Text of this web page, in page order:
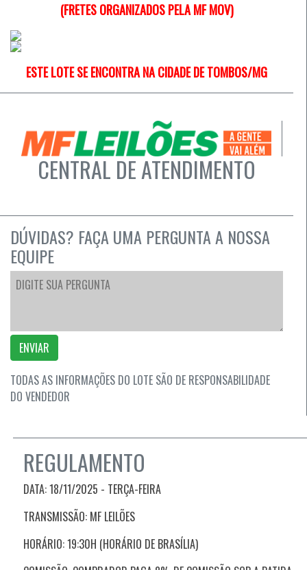
(FRETES ORGANIZADOS PELA MF MOV)
ESTE LOTE SE ENCONTRA NA CIDADE DE TOMBOS/MG
CENTRAL DE ATENDIMENTO
DÚVIDAS? FAÇA UMA PERGUNTA A NOSSA
EQUIPE
ENVIAR
TODAS AS INFORMAÇÕES DO LOTE SÃO DE RESPONSABILIDADE
DO VENDEDOR
REGULAMENTO
DATA: 18/11/2025 - TERÇA-FEIRA
TRANSMISSÃO: MF LEILÕES
HORÁRIO: 19:30H (HORÁRIO DE BRASÍLIA)